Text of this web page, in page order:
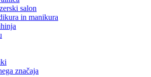
salon
in manikura
značaja